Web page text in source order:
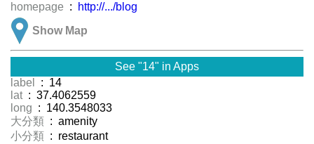
homepage :
http://.../blog
Show Map
See "14" in Apps
label
: 14
lat : 37.4062559
long : 140.3548033
大分類 : amenity
小分類 : restaurant